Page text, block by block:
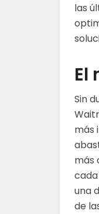
las
El
Sin
más
más
cada
una
de